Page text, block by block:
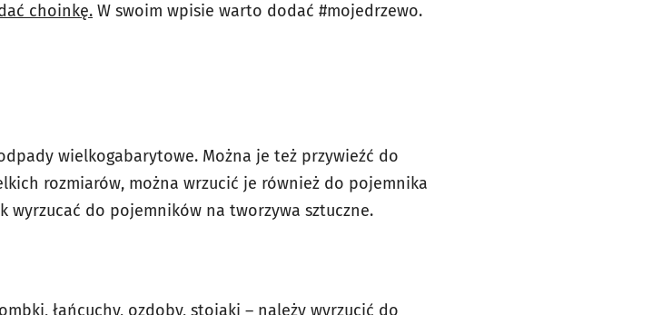
choinkę. W swoim wpisie warto dodać #mojedrzewo.
wielkogabarytowe. Można je też przywieźć do
rozmiarów, można wrzucić je również do pojemnika
wyrzucać do pojemników na tworzywa sztuczne.
łańcuchy, ozdoby, stojaki – należy wyrzucić do